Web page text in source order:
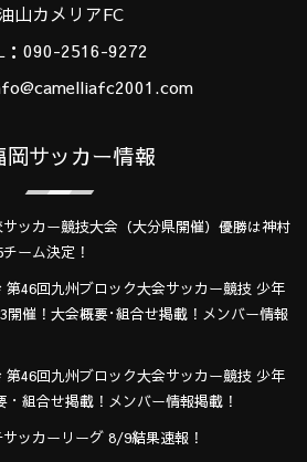
山カメリアFC
：090-2516-9272
岡サッカー情報
ッカー競技大会（大分県開催）優勝は神村
ーム決定！
46回九州ブロック大会サッカー競技 少年
催！大会概要･組合せ掲載！メンバー情報
46回九州ブロック大会サッカー競技 少年
組合せ掲載！メンバー情報掲載！
ッカーリーグ 8/9結果速報！